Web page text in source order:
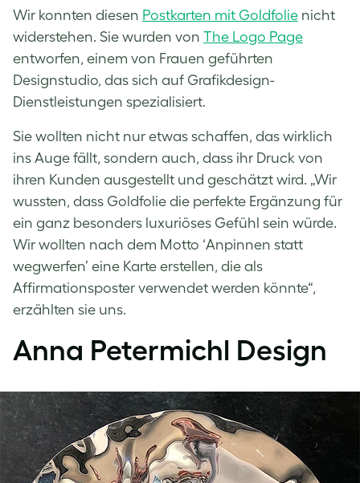
Wir konnten diesen Postkarten mit Goldfolie nicht
widerstehen. Sie wurden von The Logo Page
entworfen, einem von Frauen geführten
Designstudio, das sich auf Grafikdesign-
Dienstleistungen spezialisiert.
Sie wollten nicht nur etwas schaffen, das wirklich
ins Auge fällt, sondern auch, dass ihr Druck von
ihren Kunden ausgestellt und geschätzt wird. „Wir
wussten, dass Goldfolie die perfekte Ergänzung für
ein ganz besonders luxuriöses Gefühl sein würde.
Wir wollten nach dem Motto ‘Anpinnen statt
wegwerfen’ eine Karte erstellen, die als
Affirmationsposter verwendet werden könnte“,
erzählten sie uns.
Anna Petermichl Design